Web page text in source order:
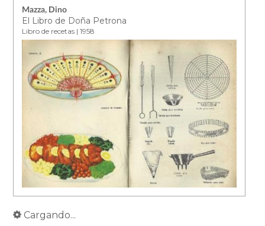
Mazza, Dino
El Libro de Doña Petrona
Libro de recetas | 1958
Cargando...